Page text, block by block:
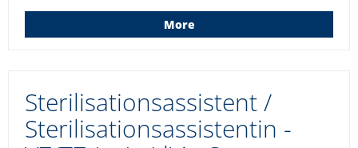
More
Sterilisationsassistent /
Sterilisationsassistentin -